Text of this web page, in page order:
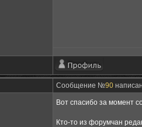
Сообщение №90
Вот спасибо за момент
Кто-то из форумчан